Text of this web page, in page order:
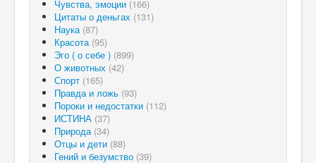
Чувства, эмоции (166)
Цитаты о деньгах (131)
Наука (87)
Красота (95)
Эго ( о себе ) (899)
О животных (42)
Спорт (165)
Правда и ложь (93)
Пороки и недостатки (112)
ИСТИНА (37)
Природа (34)
Отцы и дети (88)
Гений и безумство (39)